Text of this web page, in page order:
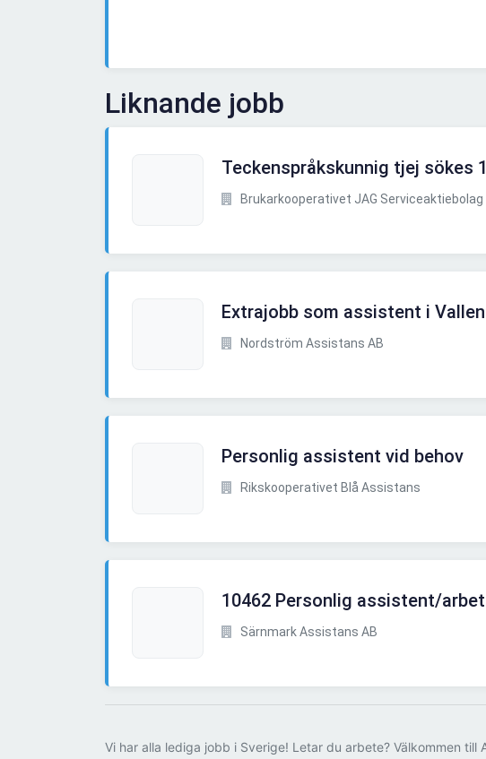
Liknande jobb
Teckenspråkskunnig tjej sökes
Brukarkooperativet JAG Serviceaktiebolag
Extrajobb som assistent i
Nordström Assistans AB
Personlig assistent vid behov
Rikskooperativet Blå Assistans
10462 Personlig assistent/
Särnmark Assistans AB
Vi har alla lediga jobb i Sverige! Letar du arbete? Välkommen